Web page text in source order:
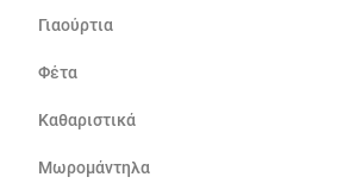
Γιαούρτια
Φέτα
Καθαριστικά
Μωρομάντηλα